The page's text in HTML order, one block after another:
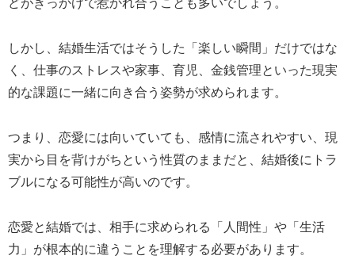
どがきっかけで惹かれ合うことも多いでしょう。
しかし、結婚生活ではそうした「楽しい瞬間」だけではな
く、仕事のストレスや家事、育児、金銭管理といった現実
的な課題に一緒に向き合う姿勢が求められます。
つまり、恋愛には向いていても、感情に流されやすい、現
実から目を背けがちという性質のままだと、結婚後にトラ
ブルになる可能性が高いのです。
恋愛と結婚では、相手に求められる「人間性」や「生活
力」が根本的に違うことを理解する必要があります。